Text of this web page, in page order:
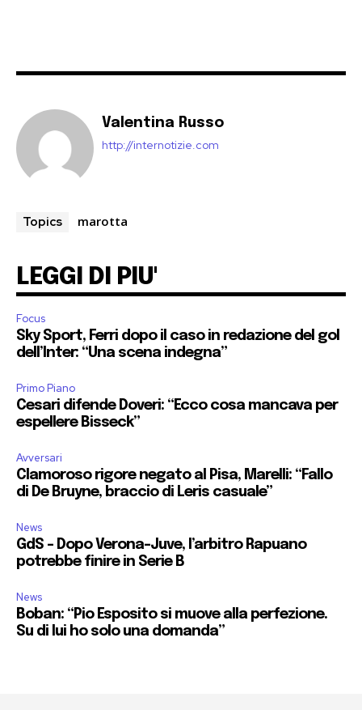
Valentina Russo
http://internotizie.com
Topics marotta
LEGGI DI PIU'
Focus
Sky Sport, Ferri dopo il caso in redazione del gol
dell’Inter: “Una scena indegna”
Primo Piano
Cesari difende Doveri: “Ecco cosa mancava per
espellere Bisseck”
Avversari
Clamoroso rigore negato al Pisa, Marelli: “Fallo
di De Bruyne, braccio di Leris casuale”
News
GdS – Dopo Verona-Juve, l’arbitro Rapuano
potrebbe finire in Serie B
News
Boban: “Pio Esposito si muove alla perfezione.
Su di lui ho solo una domanda”